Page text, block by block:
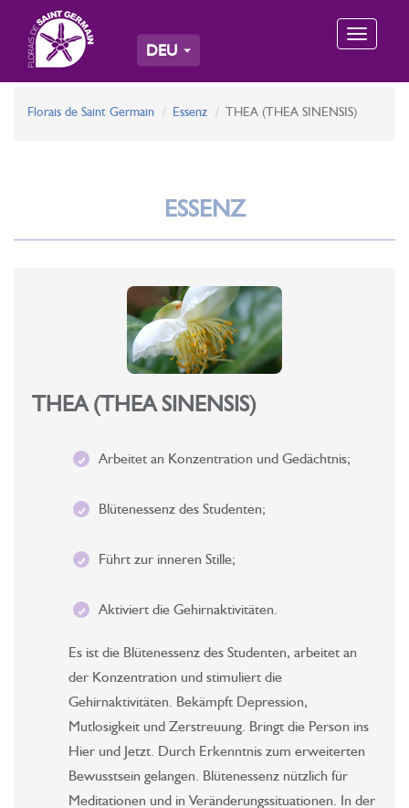
Toggle
DEU
Florais de Saint Germain Essenz THEA (THEA SINENSIS)
ESSENZ
THEA (THEA SINENSIS)
Arbeitet an Konzentration und Gedächtnis;
Blütenessenz des Studenten;
Führt zur inneren Stille;
Aktiviert die Gehirnaktivitäten.
Es ist die Blütenessenz des Studenten, arbeitet an
der Konzentration und stimuliert die
Gehirnaktivitäten. Bekämpft Depression,
Mutlosigkeit und Zerstreuung. Bringt die Person ins
Hier und Jetzt. Durch Erkenntnis zum erweiterten
Bewusstsein gelangen. Blütenessenz nützlich für
Meditationen und in Veränderungssituationen. In der